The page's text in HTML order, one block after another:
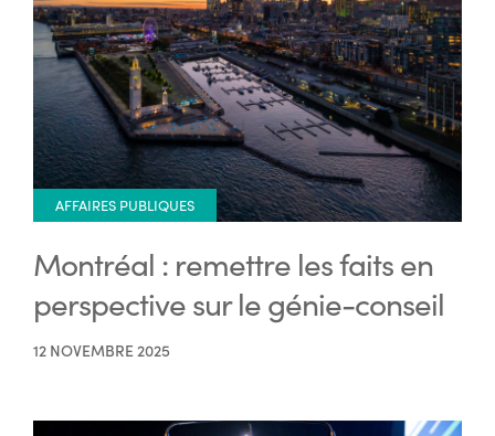
AFFAIRES PUBLIQUES
Montréal : remettre les faits en
perspective sur le génie-conseil
12 NOVEMBRE 2025